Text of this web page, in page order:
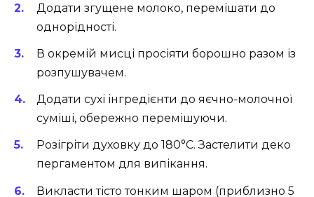
Додати згущене молоко, перемішати до
однорідності.
В окремій мисці просіяти борошно разом із
розпушувачем.
Додати сухі інгредієнти до яєчно-молочної
суміші, обережно перемішуючи.
Розігріти духовку до 180°C. Застелити деко
пергаментом для випікання.
Викласти тісто тонким шаром (приблизно 5